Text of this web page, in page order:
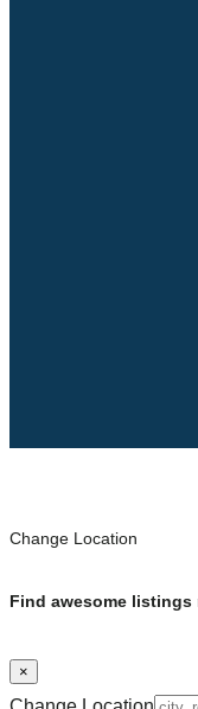
Change Location
Find awesome listings
×